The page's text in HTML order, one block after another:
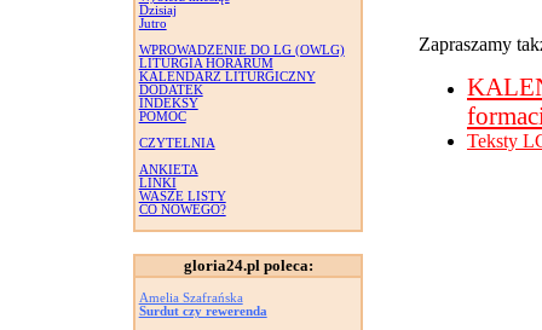
Dzisiaj
Jutro
WPROWADZENIE DO LG (OWLG)
LITURGIA HORARUM
KALENDARZ LITURGICZNY
DODATEK
INDEKSY
POMOC
CZYTELNIA
ANKIETA
LINKI
WASZE LISTY
CO NOWEGO?
gloria24.pl poleca:
Amelia Szafrańska
Surdut czy rewerenda
Zapraszamy
Teksty